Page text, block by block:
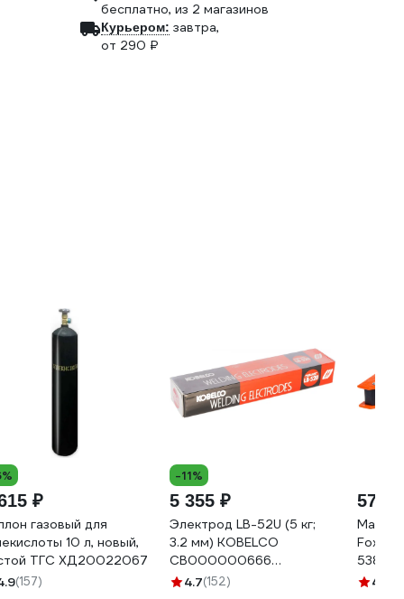
бесплатно, из 2 магазинов
Курьером: завтра,
от 290 ₽
₽
газовый для
10 л, новый,
ТГС ХД20022067
(157)
-11%
5 355 ₽
Электрод LB-52U (5 кг;
3.2 мм) KOBELCO
СВ000000666
СВО00000666
4.7(152)
572 ₽
5385
4.4